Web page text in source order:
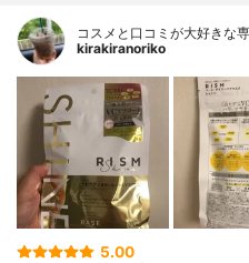
コスメと口コミが大好きな
kirakiranoriko
5.00